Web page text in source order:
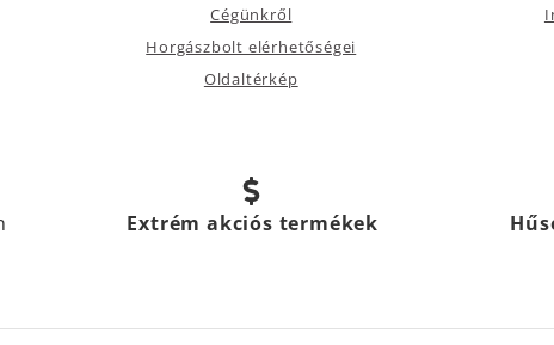
Cégünkről
Horgászbolt elérhetőségei
Oldaltérkép
Extrém akciós termékek